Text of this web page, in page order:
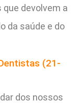
devolvem a
da saúde e do
(21-
dos nossos